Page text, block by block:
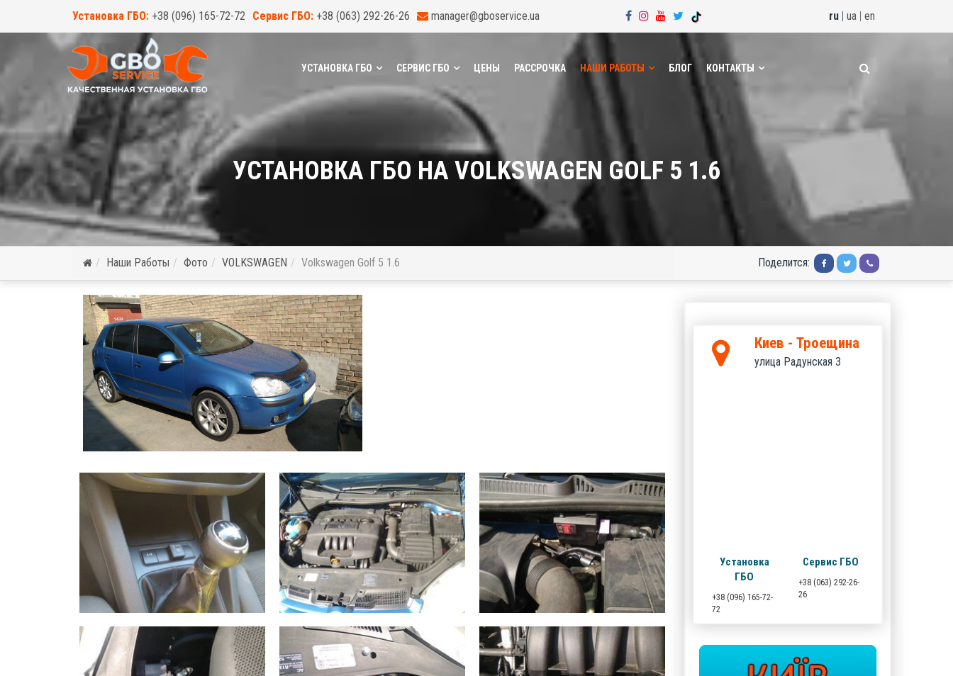
Установка ГБО: +38 (096) 165-72-72 Сервис ГБО: +38 (063) 292-26-26 manager@gboservice.ua ru | ua | en
УСТАНОВКА ГБО СЕРВИС ГБО ЦЕНЫ РАССРОЧКА НАШИ РАБОТЫ БЛОГ КОНТАКТЫ
УСТАНОВКА ГБО НА VOLKSWAGEN GOLF 5 1.6
Наши Работы Фото VOLKSWAGEN Volkswagen Golf 5 1.6 Поделится:
Киев - Троещина
улица Радунская 3
Установка
ГБО
+38 (096) 165-72-
72
Сервис ГБО
+38 (063) 292-26-
26